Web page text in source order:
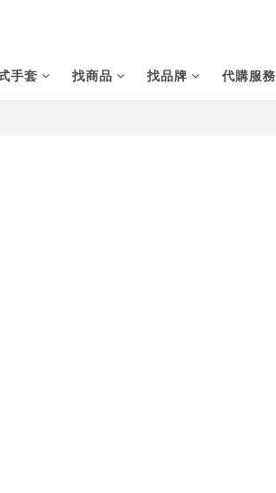
手套 找商品 找品牌 代購服務